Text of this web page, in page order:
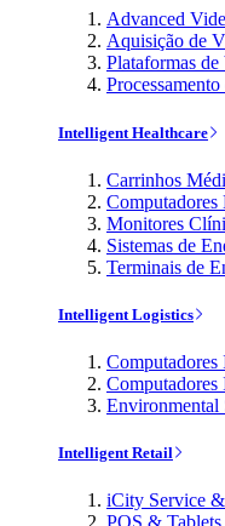
Advanced
Aquisição de
Plataformas
Intelligent Healthcare
Carrinhos
Computadores
Monitores
Sistemas de
Terminais de
Intelligent Logistics
Computadores
Environmental
Intelligent Retail
iCity Service